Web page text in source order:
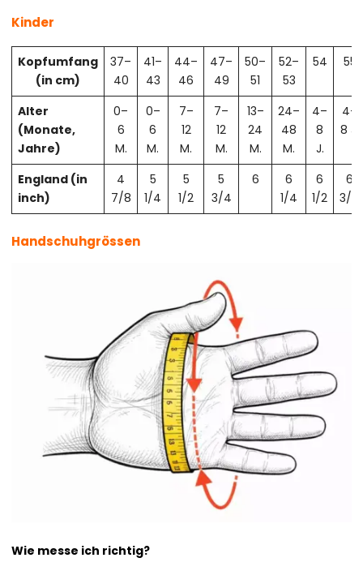
Kinder
Kopfumfang
(in cm)
37–
40
41–
43
44–
46
47–
49
50–
51
52–
53
54 55
Alter
(Monate,
Jahre)
0–
6
M.
0–
6
M.
7–
12
M.
7–
12
M.
13–
24
M.
24–
48
M.
4–
8
J.
4–
8 J.
England (in
inch)
4
7/8
5
1/4
5
1/2
5
3/4
6
6
1/4
6
1/2
6
3/4
Handschuhgrössen
Wie messe ich richtig?